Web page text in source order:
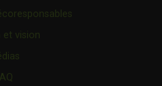
et vision